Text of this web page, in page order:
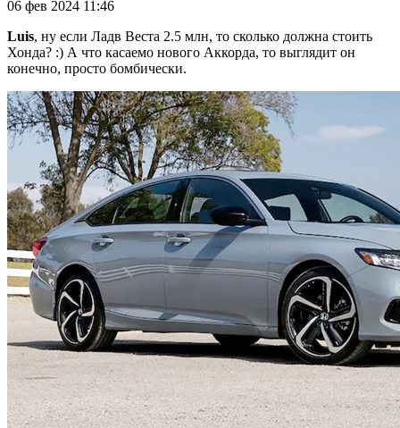
06 фев 2024 11:46
Luis, ну если Ладв Веста 2.5 млн, то сколько должна стоить
Хонда? :) А что касаемо нового Аккорда, то выглядит он
конечно, просто бомбически.